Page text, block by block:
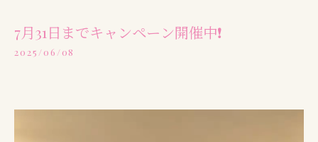
7月31日までキャンペーン開催中❗
2025/06/08